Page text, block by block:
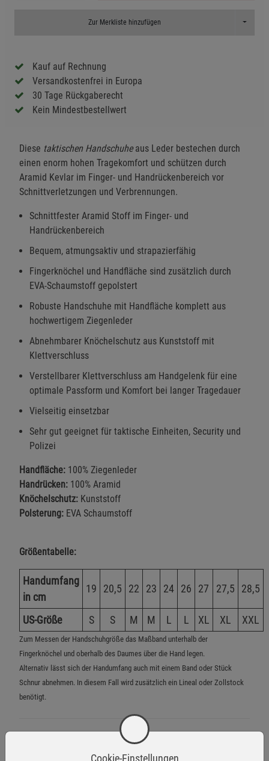
Zur Merkliste hinzufügen Toggle
Kauf auf Rechnung
Versandkostenfrei in Europa
30 Tage Rückgaberecht
Kein Mindestbestellwert
Diese taktischen Handschuheaus Leder bestechen durch
einen enorm hohen Tragekomfort und schützen durch
Aramid Kevlar im Finger- und Handrückenbereich vor
Schnittverletzungen und Verbrennungen.
Schnittfester Aramid Stoff im Finger- und
Handrückenbereich
Bequem, atmungsaktiv und strapazierfähig
Fingerknöchel und Handfläche sind zusätzlich durch
EVA-Schaumstoff gepolstert
Robuste Handschuhe mit Handfläche komplett aus
hochwertigem Ziegenleder
Abnehmbarer Knöchelschutz aus Kunststoff mit
Klettverschluss
Verstellbarer Klettverschluss am Handgelenk für eine
optimale Passform und Komfort bei langer Tragedauer
Vielseitig einsetzbar
Sehr gut geeignet für taktische Einheiten, Security und
Polizei
Handfläche: 100% Ziegenleder
Handrücken: 100% Aramid
Knöchelschutz: Kunststoff
Polsterung: EVA Schaumstoff
Größentabelle:
Handumfang
in cm
19 20,5 22 23 24 26 27 27,5 28,5
US-Größe S S M M L L XL XL XXL
Zum Messen der Handschuhgröße das Maßband unterhalb der
Fingerknöchel und oberhalb des Daumes über die Hand legen.
Alternativ lässt sich der Handumfang auch mit einem Band oder Stück
Schnur abnehmen. In diesem Fall wird zusätzlich ein Lineal oder Zollstock
benötigt.
Cookie-Einstellungen